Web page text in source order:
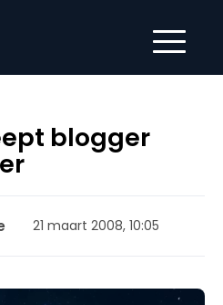
blogger
21 maart 2008, 10:05